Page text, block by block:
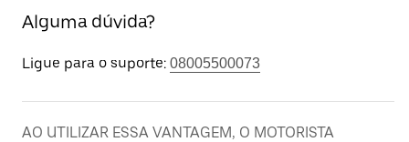
Alguma dúvida?
Ligue para o suporte: 08005500073
AO UTILIZAR ESSA VANTAGEM, O MOTORISTA